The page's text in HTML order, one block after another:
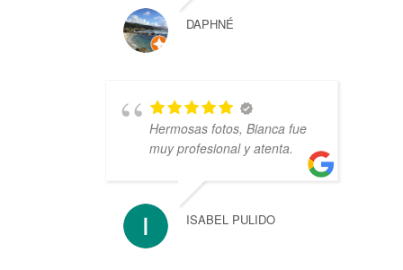
DAPHNÉ
Hermosas fotos, Bianca fue
muy profesional y atenta.
ISABEL PULIDO